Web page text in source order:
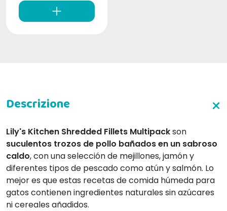
Lily's Kitchen Shredded Fillets Multipackson
suculentos trozos de pollo bañados en un sabroso
caldo, con una selección de mejillones, jamón y
diferentes tipos de pescado como atún y salmón. Lo
mejor es que estas recetas de comida húmeda para
gatos contienen ingredientes naturales sin azúcares
ni cereales añadidos.